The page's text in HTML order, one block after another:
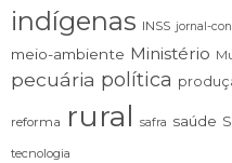
indígenas INSS jornal-
meio-ambiente Ministério
pecuária política
reforma rural safra saúde
tecnologia